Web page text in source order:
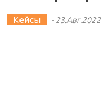
Кейсы -23.Авг.2022